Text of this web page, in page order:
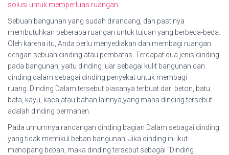
solusi untuk memperluas ruangan
Sebuah bangunan yang sudah dirancang, dan pastinya
membutuhkan beberapa ruangan untuk tujuan yang berbeda-beda.
Oleh karena itu, Anda perlu menyediakan dan membagi ruangan
dengan sebuah dinding atau pembatas. Terdapat dua jenis dinding
pada bangunan, yaitu dinding luar sebagai kulit bangunan dan
dinding dalam sebagai dinding penyekat untuk membagi
ruang..Dinding Dalam tersebut biasanya terbuat dari beton, batu
bata, kayu, kaca,atau bahan lainnya,yang mana dinding tersebut
adalah dinding permanen.
Pada umumnya rancangan dinding bagian Dalam sebagai dinding
yang tidak memikul beban bangunan. Jika dinding ini ikut
menopang beban, maka dinding tersebut sebagai “Dinding